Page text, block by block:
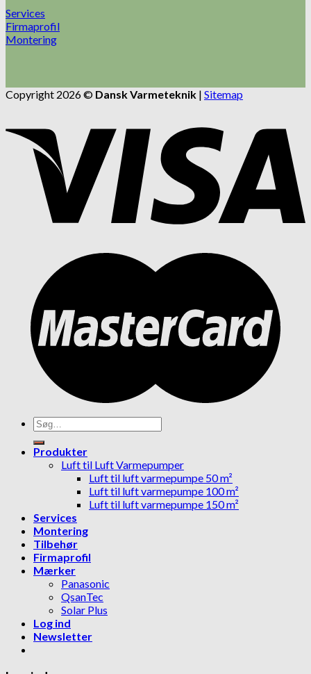
Services
Firmaprofil
Montering
Copyright 2026 © Dansk Varmeteknik | Sitemap
Søg
efter:
Produkter
Luft til Luft Varmepumper
Luft til luft varmepumpe 50 m²
Luft til luft varmepumpe 100 m²
Luft til luft varmepumpe 150 m²
Services
Montering
Tilbehør
Firmaprofil
Mærker
Panasonic
QsanTec
Solar Plus
Log ind
Newsletter